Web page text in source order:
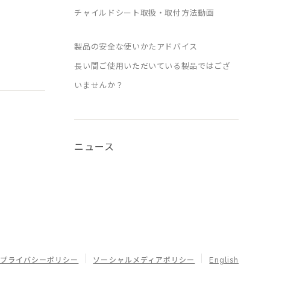
チャイルドシート取扱・取付方法動画
製品の安全な使いかたアドバイス
長い間ご使用いただいている製品ではござ
いませんか？
ニュース
プライバシーポリシー ソーシャルメディアポリシー English